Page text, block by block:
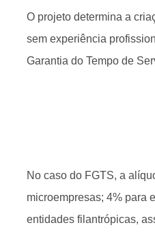
O projeto determina a
sem experiência
Garantia do Tempo de
No caso do FGTS, a
microempresas; 4% para
entidades filantrópicas,